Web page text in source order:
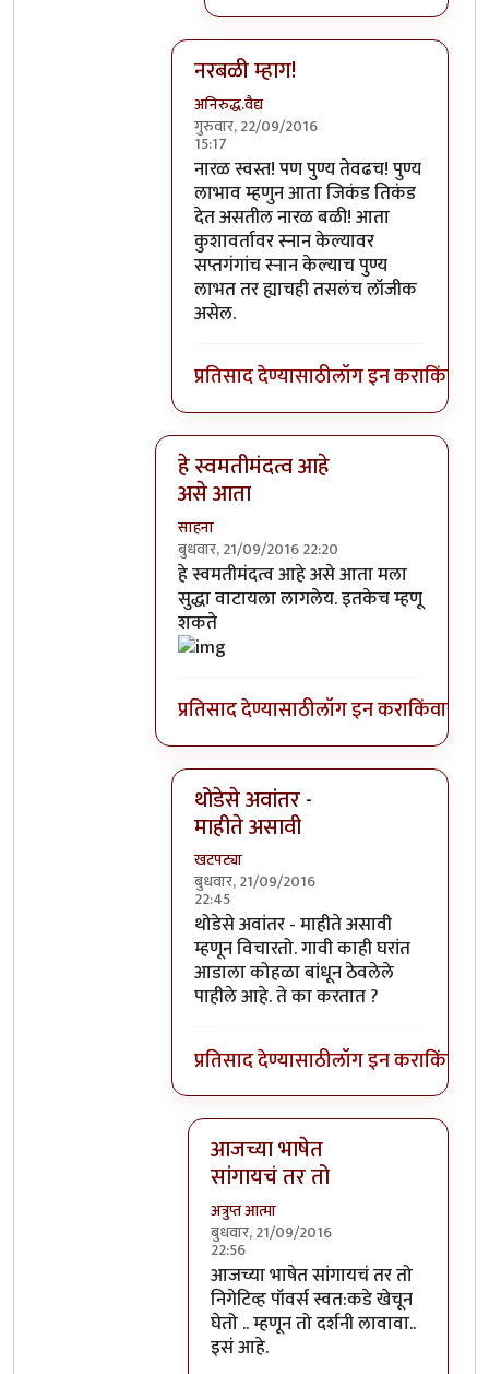
नरबळी म्हाग!
अनिरुद्ध.वैद्य
गुरुवार, 22/09/2016
15:17
In reply toमला शास्त्रार्थ वगैरे काही
नारळ स्वस्त! पण पुण्य तेवढच! पुण्य
लाभाव म्हणुन आता जिकंड तिकंड
देत असतील नारळ बळी! आता
कुशावर्तावर स्नान केल्यावर
सप्तगंगांच स्नान केल्याच पुण्य
लाभत तर ह्याचही तसलंच लॉजीक
असेल.
प्रतिसाद देण्यासाठीलॉग इन कराकिंवा
हे स्वमतीमंदत्व आहे
असे आता
साहना
बुधवार, 21/09/2016 22:20
In reply toआत्मबंधवाल्यानी `कोहळा म्हणजे
हे स्वमतीमंदत्व आहे असे आता मला
सुद्धा वाटायला लागलेय. इतकेच म्हणू
शकते
प्रतिसाद देण्यासाठीलॉग इन कराकिंवा
थोडेसे अवांतर -
माहीते असावी
खटपट्या
बुधवार, 21/09/2016
22:45
In reply toहे स्वमतीमंदत्व आहे असे आता
थोडेसे अवांतर - माहीते असावी
म्हणून विचारतो. गावी काही घरांत
आडाला कोहळा बांधून ठेवलेले
पाहीले आहे. ते का करतात ?
प्रतिसाद देण्यासाठीलॉग इन कराकिंवा
आजच्या भाषेत
सांगायचं तर तो
अत्रुप्त आत्मा
बुधवार, 21/09/2016
22:56
In reply toथोडेसे अवांतर - माहीते
आजच्या भाषेत सांगायचं तर तो
निगेटिव्ह पॉवर्स स्वत:कडे खेचून
घेतो .. म्हणून तो दर्शनी लावावा..
इसं आहे.